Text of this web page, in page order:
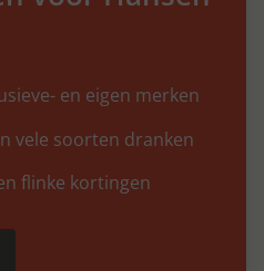
en eigen merken
vele soorten dranken
flinke kortingen